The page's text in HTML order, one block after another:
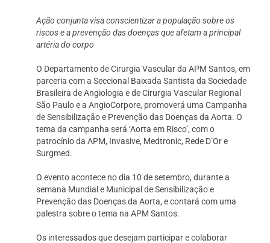
Ação conjunta visa conscientizar a população sobre os
riscos e a prevenção das doenças que afetam a principal
artéria do corpo
O Departamento de Cirurgia Vascular da APM Santos, em
parceria com a Seccional Baixada Santista da Sociedade
Brasileira de Angiologia e de Cirurgia Vascular Regional
São Paulo e a AngioCorpore, promoverá uma Campanha
de Sensibilização e Prevenção das Doenças da Aorta. O
tema da campanha será ‘Aorta em Risco’, com o
patrocínio da APM, Invasive, Medtronic, Rede D’Or e
Surgmed.
O evento acontece no dia 10 de setembro, durante a
semana Mundial e Municipal de Sensibilização e
Prevenção das Doenças da Aorta, e contará com uma
palestra sobre o tema na APM Santos.
Os interessados que desejam participar e colaborar